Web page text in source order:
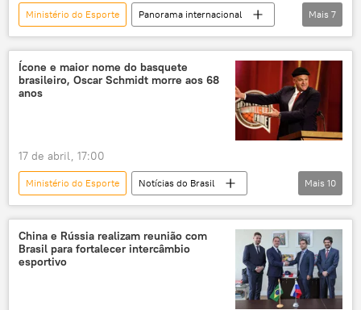
Ministério do Esporte
Panorama internacional
Brasil
Mundo
Brasília
exclusiva
Copa do Mundo
futebol feminino
Governo Federal
Mais 7
Ícone e maior nome do basquete
brasileiro, Oscar Schmidt morre aos 68
anos
17 de abril, 17:00
Ministério do Esporte
Notícias do Brasil
basquete
Brasil
Estados Unidos
Jogos Olímpicos
Natal
falecimento
EUA
Oscar Schmidt
Mais 10
China e Rússia realizam reunião com
Brasil para fortalecer intercâmbio
esportivo